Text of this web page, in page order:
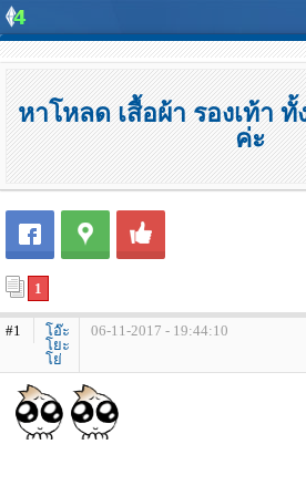
หาโหลด เสื้อผ้า รองเท้า ทั้
ค่ะ
1
#1
โอ๊ะ
โยะ
โย่
06-11-2017 - 19:44:10